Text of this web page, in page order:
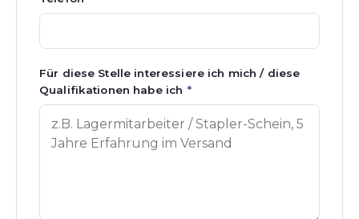
Für diese Stelle interessiere ich mich / diese
Qualifikationen habe ich *